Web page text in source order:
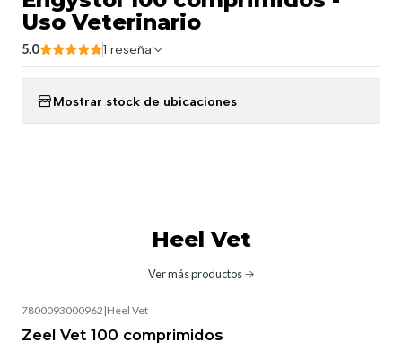
Uso Veterinario
5.0 1 reseña
Mostrar stock de ubicaciones
Heel Vet
Ver más productos
7800093000962 |Heel Vet
Zeel Vet 100 comprimidos